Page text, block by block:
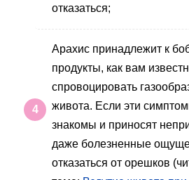
отказаться;
Арахис принадлежит к
продукты, как вам
спровоцировать
живота. Если эти
знакомы и приносят
даже болезненные
отказаться от орешков